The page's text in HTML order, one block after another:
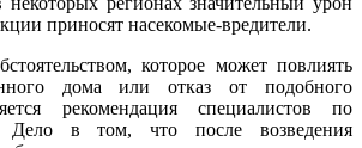
приносят насекомые-вредители.
которое может повлиять
дома или отказ от подобного
рекомендация специалистов по
Дело в том, что после возведения